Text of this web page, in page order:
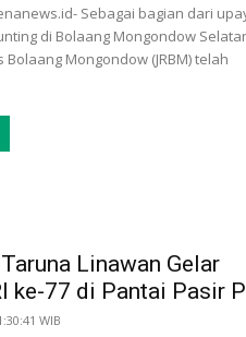
Sebagai bagian dari
di Bolaang Mongondow
Bolaang Mongondow (JRBM) telah
Linawan Gelar
ke-77 di Pantai Pasir
WIB